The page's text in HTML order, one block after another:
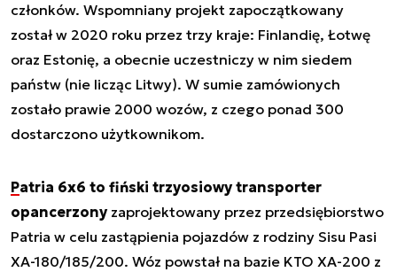
członków. Wspomniany projekt zapoczątkowany
został w 2020 roku przez trzy kraje: Finlandię, Łotwę
oraz Estonię, a obecnie uczestniczy w nim siedem
państw (nie licząc Litwy). W sumie zamówionych
zostało prawie 2000 wozów, z czego ponad 300
dostarczono użytkownikom.
Patria 6x6 to fiński trzyosiowy transporter
opancerzonyzaprojektowany przez przedsiębiorstwo
Patria w celu zastąpienia pojazdów z rodziny Sisu Pasi
XA-180/185/200. Wóz powstał na bazie KTO XA-200 z